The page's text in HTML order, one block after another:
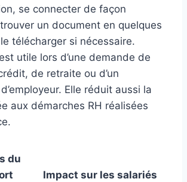
se connecter de façon
un document en quelques
télécharger si nécessaire.
utile lors d’une demande de
de retraite ou d’un
Elle réduit aussi la
aux démarches RH réalisées
du
Impact sur les salariés